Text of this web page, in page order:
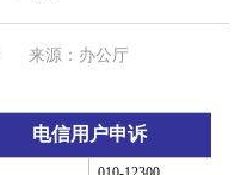
来源：办公厅
电信用户申诉